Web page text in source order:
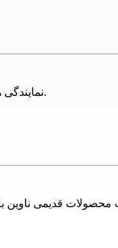
نمایندگی های تعمیر و نصب محصولات ناویندر تهران فراوان اند، اما مجموعه 24تعمیر تلاش کرده تا با ارائه خدمات تخصصی همه این برندها پاسخگوی مشتریان باشد.